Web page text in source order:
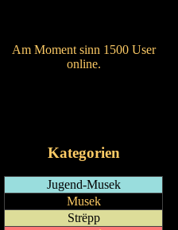
Am Moment sinn 1500 User
online.
Kategorien
Jugend-Musek
Musek
Strëpp